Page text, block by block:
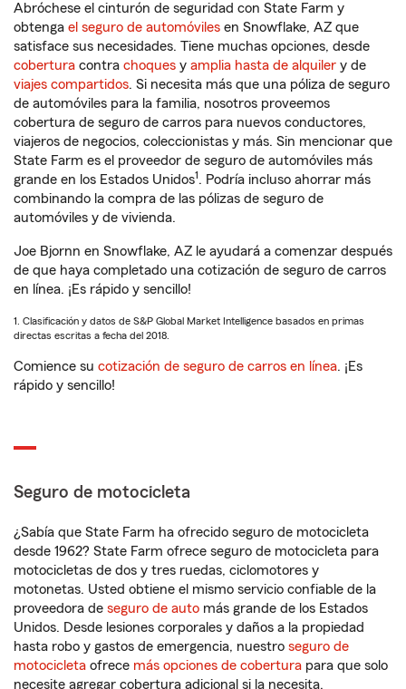
Abróchese el cinturón de seguridad con State Farm y
obtenga el seguro de automóviles en Snowflake, AZ que
satisface sus necesidades. Tiene muchas opciones, desde
cobertura contra choques y amplia hasta de alquiler y de
viajes compartidos. Si necesita más que una póliza de seguro
de automóviles para la familia, nosotros proveemos
cobertura de seguro de carros para nuevos conductores,
viajeros de negocios, coleccionistas y más. Sin mencionar que
State Farm es el proveedor de seguro de automóviles más
grande en los Estados Unidos1. Podría incluso ahorrar más
combinando la compra de las pólizas de seguro de
automóviles y de vivienda.
Joe Bjornn en Snowflake, AZ le ayudará a comenzar después
de que haya completado una cotización de seguro de carros
en línea. ¡Es rápido y sencillo!
1. Clasificación y datos de S&P Global Market Intelligence basados en primas
directas escritas a fecha del 2018.
Comience su cotización de seguro de carros en línea. ¡Es
rápido y sencillo!
Seguro de motocicleta
¿Sabía que State Farm ha ofrecido seguro de motocicleta
desde 1962? State Farm ofrece seguro de motocicleta para
motocicletas de dos y tres ruedas, ciclomotores y
motonetas. Usted obtiene el mismo servicio confiable de la
proveedora de seguro de auto más grande de los Estados
Unidos. Desde lesiones corporales y daños a la propiedad
hasta robo y gastos de emergencia, nuestro seguro de
motocicleta ofrece más opciones de cobertura para que solo
necesite agregar cobertura adicional si la necesita.